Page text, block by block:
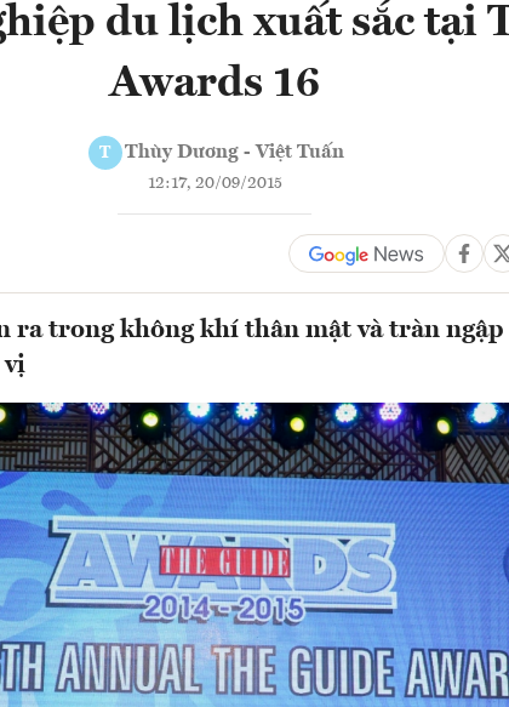
du lịch xuất sắc tại
Awards 16
T Thùy Dương - Việt Tuấn
12:17, 20/09/2015
ra trong không khí thân mật và tràn ngập
vị